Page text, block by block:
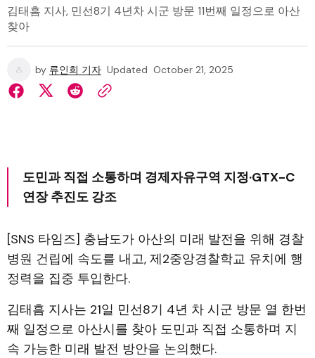
김태흠 지사, 민선8기 4년차 시군 방문 11번째 일정으로 아산
찾아
by 류인희 기자 Updated October 21, 2025
도민과 직접 소통하며 경제자유구역 지정·GTX-C
연장 추진도 강조
[SNS 타임즈] 충남도가 아산의 미래 발전을 위해 경찰
병원 건립에 속도를 내고, 제2중앙경찰학교 유치에 행
정력을 집중 투입한다.
김태흠 지사는 21일 민선8기 4년 차 시군 방문 열 한번
째 일정으로 아산시를 찾아 도민과 직접 소통하며 지
속 가능한 미래 발전 방안을 논의했다.